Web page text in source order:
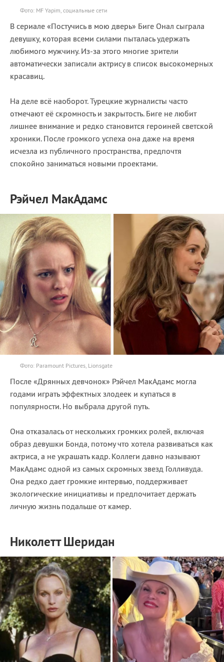
Фото: MF Yapim, социальные сети
В сериале «Постучись в мою дверь» Биге Онал сыграла
девушку, которая всеми силами пыталась удержать
любимого мужчину. Из-за этого многие зрители
автоматически записали актрису в список высокомерных
красавиц.
На деле всё наоборот. Турецкие журналисты часто
отмечают её скромность и закрытость. Биге не любит
лишнее внимание и редко становится героиней светской
хроники. После громкого успеха она даже на время
исчезла из публичного пространства, предпочтя
спокойно заниматься новыми проектами.
Рэйчел МакАдамс
Фото: Paramount Pictures, Lionsgate
После «Дрянных девчонок» Рэйчел МакАдамс могла
годами играть эффектных злодеек и купаться в
популярности. Но выбрала другой путь.
Она отказалась от нескольких громких ролей, включая
образ девушки Бонда, потому что хотела развиваться как
актриса, а не украшать кадр. Коллеги давно называют
МакАдамс одной из самых скромных звезд Голливуда.
Она редко дает громкие интервью, поддерживает
экологические инициативы и предпочитает держать
личную жизнь подальше от камер.
Николетт Шеридан